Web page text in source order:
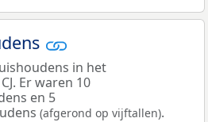
in het
Er waren 10
en 5
(afgerond op vijftallen).